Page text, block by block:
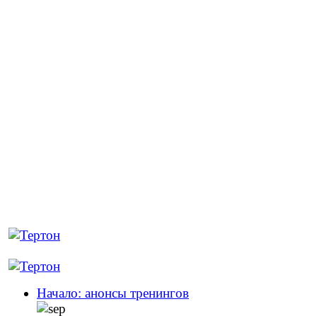
Начало: анонсы тренингов